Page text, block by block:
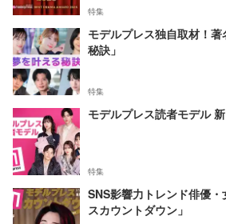
特集
モデルプレス独自取材！
秘訣」
特集
モデルプレス読者モデル
特集
SNS影響力トレンド俳優
スカウントダウン」